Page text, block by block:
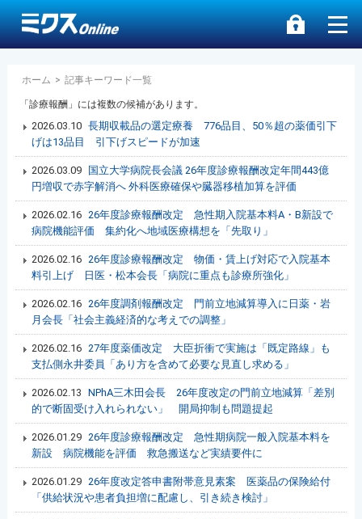
ホーム > 記事キーワード一覧
「診療報酬」には複数の候補があります。
2026.03.10 長期収載品の選定療養 776品目、50％超の薬価引下
げは13品目 引下げスピードが加速
2026.03.09
国立大学病院長会議 26年度診療報酬改定年間443億
円増収で赤字解消へ 外科医療確保や臓器移植加算を評価
2026.02.16 26年度診療報酬改定 急性期入院基本料A・B新設で
病院機能評価 集約化へ地域医療構想を「先取り」
2026.02.16 26年度診療報酬改定 物価・賃上げ対応で入院基本
料引上げ 日医・松本会長「病院に重点も診療所強化」
2026.02.16 26年度調剤報酬改定 門前立地減算導入に日薬・岩
月会長「社会主義経済的な考えでの調整」
2026.02.16 27年度薬価改定 大臣折衝で実施は「既定路線」も
支払側永井委員「あり方を含めて必要な見直し求める」
2026.02.13 NPhA三木田会長 26年度改定の門前立地減算「差別
的で断固受け入れられない」 開局抑制も問題提起
2026.01.29 26年度診療報酬改定 急性期病院一般入院基本料を
新設 病院機能を評価 救急搬送など実績要件に
2026.01.29 26年度改定答申書附帯意見素案 医薬品の保険給付
「供給状況や患者負担増に配慮し、引き続き検討」